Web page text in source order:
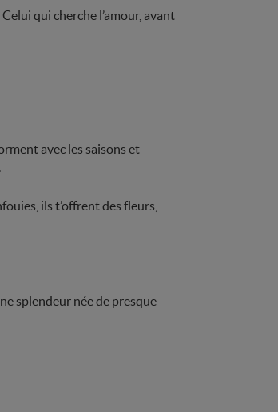
qui cherche l’amour, avant
avec les saisons et
ils t’offrent des fleurs,
splendeur née de presque